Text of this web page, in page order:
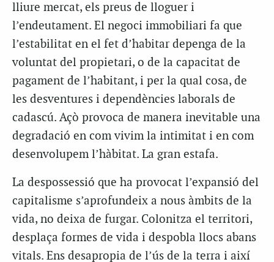
lliure mercat, els preus de lloguer i
l’endeutament. El negoci immobiliari fa que
l’estabilitat en el fet d’habitar depenga de la
voluntat del propietari, o de la capacitat de
pagament de l’habitant, i per la qual cosa, de
les desventures i dependències laborals de
cadascú. Açò provoca de manera inevitable una
degradació en com vivim la intimitat i en com
desenvolupem l’hàbitat. La gran estafa.
La despossessió que ha provocat l’expansió del
capitalisme s’aprofundeix a nous àmbits de la
vida, no deixa de furgar. Colonitza el territori,
desplaça formes de vida i despobla llocs abans
vitals. Ens desapropia de l’ús de la terra i així